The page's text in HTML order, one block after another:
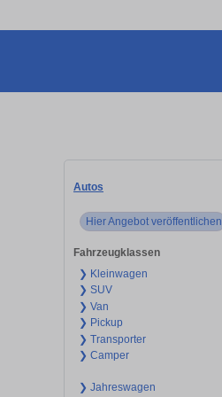
Autos
Hier Angebot veröffentlichen
Fahrzeugklassen
❯ Kleinwagen
❯ SUV
❯ Van
❯ Pickup
❯ Transporter
❯ Camper
❯ Jahreswagen